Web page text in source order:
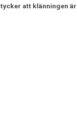
att klänningen